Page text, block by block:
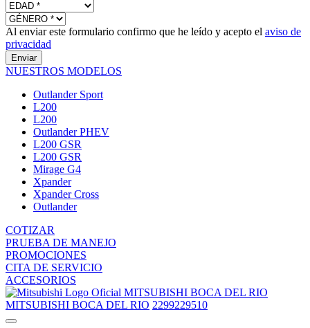
Al enviar este formulario confirmo que he leído y acepto el aviso de
privacidad
Enviar
NUESTROS MODELOS
Outlander Sport
L200
L200
Outlander PHEV
L200 GSR
L200 GSR
Mirage G4
Xpander
Xpander Cross
Outlander
COTIZAR
PRUEBA DE MANEJO
PROMOCIONES
CITA DE SERVICIO
ACCESORIOS
MITSUBISHI BOCA DEL RIO
MITSUBISHI BOCA DEL RIO 2299229510